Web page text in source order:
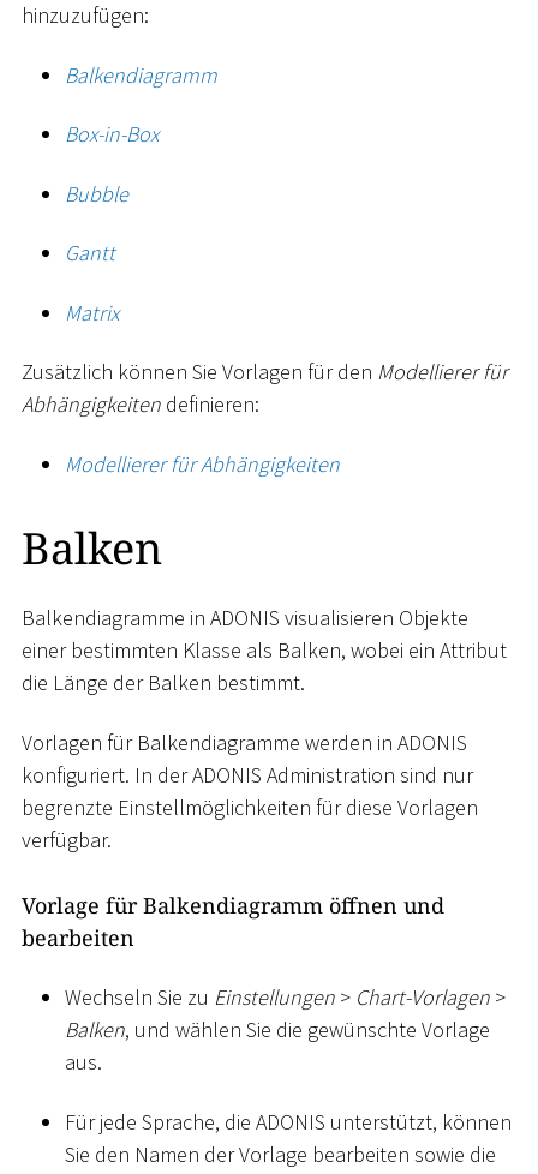
hinzuzufügen:
Balkendiagramm
Box-in-Box
Bubble
Gantt
Matrix
Zusätzlich können Sie Vorlagen für den Modellierer für
Abhängigkeiten definieren:
Modellierer für Abhängigkeiten
Balken
Balkendiagramme in ADONIS visualisieren Objekte
einer bestimmten Klasse als Balken, wobei ein Attribut
die Länge der Balken bestimmt.
Vorlagen für Balkendiagramme werden in ADONIS
konfiguriert. In der ADONIS Administration sind nur
begrenzte Einstellmöglichkeiten für diese Vorlagen
verfügbar.
Vorlage für Balkendiagramm öffnen und
bearbeiten
Wechseln Sie zu Einstellungen > Chart-Vorlagen >
Balken, und wählen Sie die gewünschte Vorlage
aus.
Für jede Sprache, die ADONIS unterstützt, können
Sie den Namen der Vorlage bearbeiten sowie die